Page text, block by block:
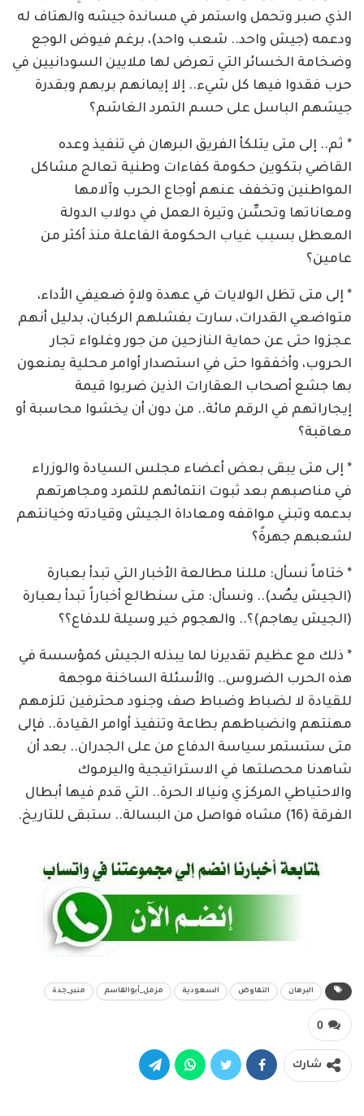
الذي صبر وتحمل واستمر في مساندة جيشه والهتاف له
ودعمه (جيش واحد.. شعب واحد)، برغم فيوض الوجع
وضخامة الخسائر التي تعرض لها ملايين السودانيين في
حرب فقدوا فيها كل شيء.. إلا إيمانهم بربهم وبقدرة
جيشهم الباسل على حسم التمرد الغاشم؟
* ثم.. إلى متى يتلكأ الفريق البرهان في تنفيذ وعده
القاضي بتكوين حكومة كفاءات وطنية تعالج مشاكل
المواطنين وتخفف عنهم أوجاع الحرب وآلامها
ومعاناتها وتحسِّن وتيرة العمل في دولاب الدولة
المعطل بسبب غياب الحكومة الفاعلة منذ أكثر من
عامين؟
* إلى متى تظل الولايات في عهدة ولاةٍ ضعيفي الأداء،
متواضعي القدرات، سارت بفشلهم الركبان، بدليل أنهم
عجزوا حتى عن حماية النازحين من جور وغلواء تجار
الحروب، وأخفقوا حتى في استصدار أوامر محلية يمنعون
بها جشع أصحاب العقارات الذين ضربوا قيمة
إيجاراتهم في الرقم مائة.. من دون أن يخشوا محاسبة أو
معاقبة؟
* إلى متى يبقى بعض أعضاء مجلس السيادة والوزراء
في مناصبهم بعد ثبوت انتمائهم للتمرد ومجاهرتهم
بدعمه وتبني مواقفه ومعاداة الجيش وقيادته وخيانتهم
لشعبهم جهرةً؟
* ختاماً نسأل: مللنا مطالعة الأخبار التي تبدأ بعبارة
(الجيش يصُد).. ونسأل: متى سنطالع أخباراً تبدأ بعبارة
(الجيش يهاجم)؟.. والهجوم خير وسيلة للدفاع؟؟
* ذلك مع عظيم تقديرنا لما يبذله الجيش كمؤسسة في
هذه الحرب الضروس.. والأسئلة الساخنة موجهة
للقيادة لا لضباط وضباط صف وجنود محترفين تلزمهم
مهنتهم وانضباطهم بطاعة وتنفيذ أوامر القيادة.. فإلى
متى ستستمر سياسة الدفاع من على الجدران.. بعد أن
شاهدنا محصلتها في الاستراتيجية واليرموك
والاحتياطي المركزي ونيالا الحرة.. التي قدم فيها أبطال
الفرقة (16) مشاه فواصل من البسالة.. ستبقى للتاريخ.
البرهان التفاوض السعودية مزمل_أبوالقاسم منبر_جدة
0
شارك